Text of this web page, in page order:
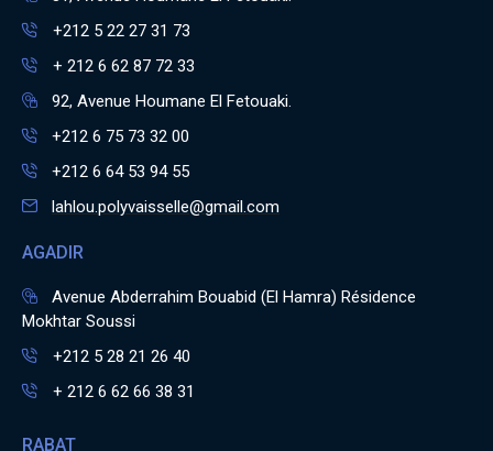
+212 5 22 27 31 73
+ 212 6 62 87 72 33
92, Avenue Houmane El Fetouaki.
+212 6 75 73 32 00
+212 6 64 53 94 55
lahlou.polyvaisselle@gmail.com
AGADIR
Avenue Abderrahim Bouabid (El Hamra) Résidence
Mokhtar Soussi
+212 5 28 21 26 40
+ 212 6 62 66 38 31
RABAT